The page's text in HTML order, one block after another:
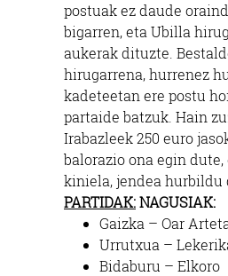
postuak ez daude
bigarren, eta Ubilla
aukerak dituzte.
hirugarrena, hurrenez
kadeteetan ere postu
partaide batzuk. Hain
Irabazleek 250 euro
balorazio ona egin
kiniela, jendea hurbildu
PARTIDAK:
Gaizka – Oar
Urrutxua –
Bidaburu – Elkoro